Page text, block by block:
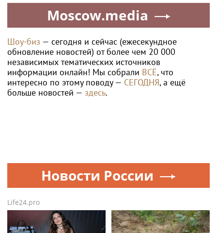
Moscow.media
Шоу-биз — сегодня и сейчас (ежесекундное
обновление новостей) от более чем 20 000
независимых тематических источников
информации онлайн! Мы собрали ВСЁ, что
интересно по этому поводу — СЕГОДНЯ, а ещё
больше новостей — здесь.
Новости России
Life24.pro